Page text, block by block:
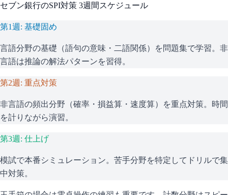
セブン銀行のSPI対策 3週間スケジュール
第1週: 基礎固め
言語分野の基礎（語句の意味・二語関係）を問題集で学習。非
言語は推論の解法パターンを習得。
第2週: 重点対策
非言語の頻出分野（確率・損益算・速度算）を重点対策。時間
を計りながら演習。
第3週: 仕上げ
模試で本番シミュレーション。苦手分野を特定してドリルで集
中対策。